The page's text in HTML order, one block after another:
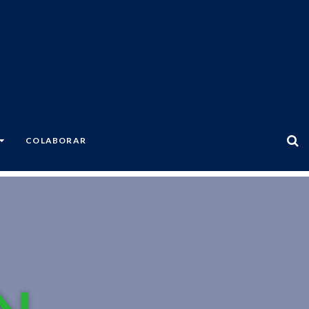
COLABORAR